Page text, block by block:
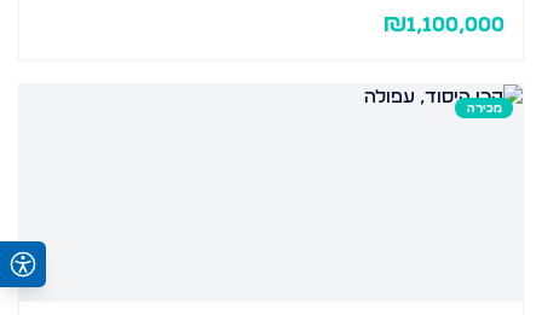
₪1,100,000
מכירה